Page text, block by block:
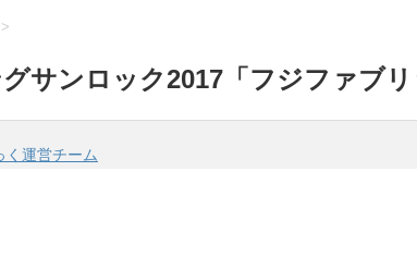
>
サンロック2017「フジファブ
く運営チーム